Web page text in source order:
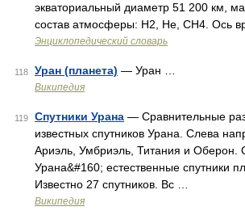
экваториальный диаметр 51 200 км,
состав атмосферы: Н2, Не, СН4. Ось
Энциклопедический словарь
118 Уран (планета) — Уран …
Википедия
119 Спутники Урана — Сравнительные
известных спутников Урана. Слева
Ариэль, Умбриэль, Титания и Оберон.
Урана&#160; естественные спутники
Известно 27 спутников. Вс …
Википедия